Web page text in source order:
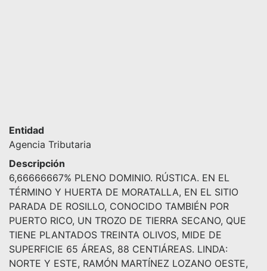
Entidad
Agencia Tributaria
Descripción
6,66666667% PLENO DOMINIO. RÚSTICA. EN EL
TÉRMINO Y HUERTA DE MORATALLA, EN EL SITIO
PARADA DE ROSILLO, CONOCIDO TAMBIÉN POR
PUERTO RICO, UN TROZO DE TIERRA SECANO, QUE
TIENE PLANTADOS TREINTA OLIVOS, MIDE DE
SUPERFICIE 65 ÁREAS, 88 CENTIÁREAS. LINDA:
NORTE Y ESTE, RAMÓN MARTÍNEZ LOZANO OESTE,